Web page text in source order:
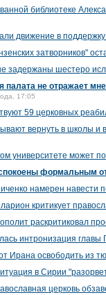
библиотеке
движение в
затворников"
задержаны шестеро
палата не отражает
17:05
59 церковных
вернуть в школы и
университете может
формальным
намерен навести
критикует
раскритиковал
интронизация главы
Ирана освободить из
в Сирии
церковь